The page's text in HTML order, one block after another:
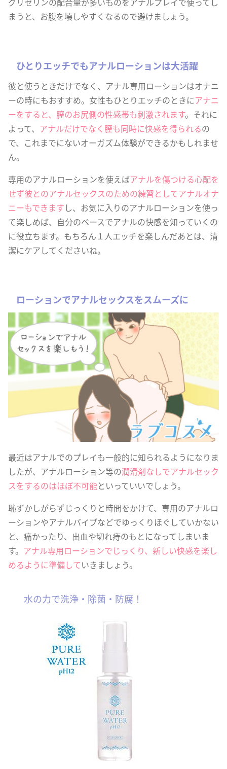
まうと、お腹を壊しやすくなるので避けましょう。
ひとりエッチでもアナルローションは大活躍
彼と使うときだけでなく、アナル専用ローションはオナニ
ーの時にもおすすめ。女性もひとりエッチのときにアナニ
ーをすると、膣のお尻側の性感帯も刺激されます。それに
よって、 アナルだけでなく膣も同時に快感を得られるの
で、これまでにないオーガズム体験ができるかもしれませ
ん。
専用のアナルローションを使えばアナルを傷つける心配を
せず彼とのアナルセックスのための練習としてアナルオナ
ニーもできますし、お気に入りのアナルローションを使っ
て楽しめば、自分のペースでアナルの快感を知っていくの
に役立ちます。もちろん１人エッチを楽しんだあとは、清
潔にケアしてくださいね。
ローションでアナルセックスをスムーズに
最近はアナルでのプレイも一般的に知られるようになりま
したが、アナルローション等の潤滑剤なしでアナルセック
スをするのはほぼ不可能といっていいでしょう。
恥ずかしがらずじっくりと時間をかけて、専用のアナルロ
ーションやアナルバイブなどでゆっくりほぐしていかない
と、痛かったり、出血や切れ痔のもとになってしまいま
す。 アナル専用ローションでじっくり、新しい快感を楽し
めるように準備していきましょう。
水の力で洗浄・除菌・防腐！